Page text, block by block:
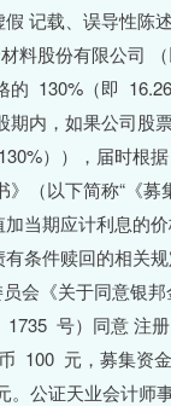
假 记载、误导
股份有限公司 （
的 130%（即
期内，如果公司股
）），届时根
（以下简称“《
加当期应计利息
有条件赎回的相
《关于同意银邦
号）同意 注
100 元，募集资
。公证天业会计